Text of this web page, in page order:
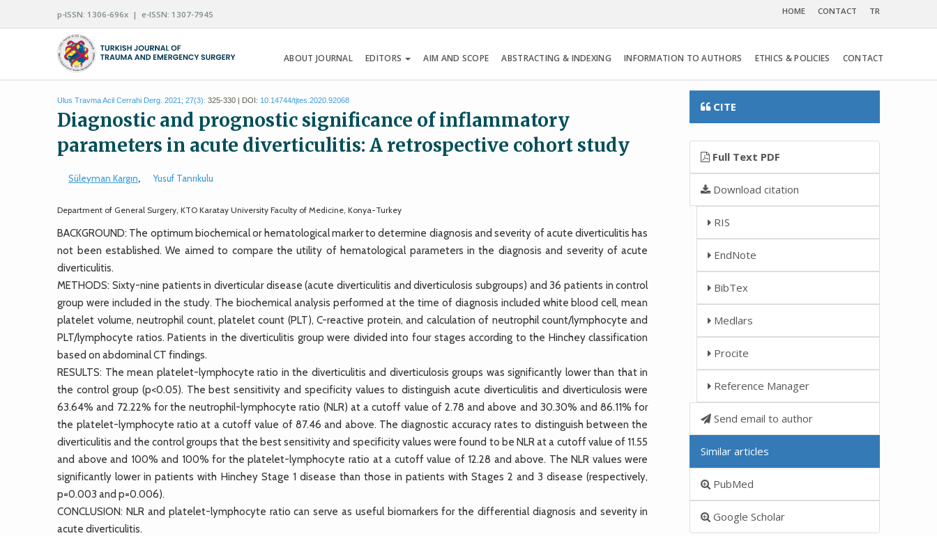
p-ISSN: 1306-696x | e-ISSN: 1307-7945 HOME CONTACT TR
ABOUT JOURNAL EDITORS AIM AND SCOPE ABSTRACTING & INDEXING INFORMATION TO AUTHORS ETHICS & POLICIES CONTACT
Ulus Travma Acil Cerrahi Derg. 2021; 27(3): 325-330 | DOI: 10.14744/tjtes.2020.92068
Diagnostic and prognostic significance of inflammatory
parameters in acute diverticulitis: A retrospective cohort study
Süleyman Kargın, Yusuf Tanrıkulu
Department of General Surgery, KTO Karatay University Faculty of Medicine, Konya-Turkey
BACKGROUND: The optimum biochemical or hematological marker to determine diagnosis and severity of acute diverticulitis has
not been established. We aimed to compare the utility of hematological parameters in the diagnosis and severity of acute
diverticulitis.
METHODS: Sixty-nine patients in diverticular disease (acute diverticulitis and diverticulosis subgroups) and 36 patients in control
group were included in the study. The biochemical analysis performed at the time of diagnosis included white blood cell, mean
platelet volume, neutrophil count, platelet count (PLT), C-reactive protein, and calculation of neutrophil count/lymphocyte and
PLT/lymphocyte ratios. Patients in the diverticulitis group were divided into four stages according to the Hinchey classification
based on abdominal CT findings.
RESULTS: The mean platelet-lymphocyte ratio in the diverticulitis and diverticulosis groups was significantly lower than that in
the control group (p<0.05). The best sensitivity and specificity values to distinguish acute diverticulitis and diverticulosis were
63.64% and 72.22% for the neutrophil-lymphocyte ratio (NLR) at a cutoff value of 2.78 and above and 30.30% and 86.11% for
the platelet-lymphocyte ratio at a cutoff value of 87.46 and above. The diagnostic accuracy rates to distinguish between the
diverticulitis and the control groups that the best sensitivity and specificity values were found to be NLR at a cutoff value of 11.55
and above and 100% and 100% for the platelet-lymphocyte ratio at a cutoff value of 12.28 and above. The NLR values were
significantly lower in patients with Hinchey Stage 1 disease than those in patients with Stages 2 and 3 disease (respectively,
p=0.003 and p=0.006).
CONCLUSION: NLR and platelet-lymphocyte ratio can serve as useful biomarkers for the differential diagnosis and severity in
acute diverticulitis.
CITE
Full Text PDF
Download citation
RIS
EndNote
BibTex
Medlars
Procite
Reference Manager
Send email to author
Similar articles
PubMed
Google Scholar